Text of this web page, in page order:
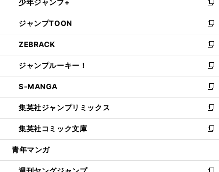
で
開
く
ド
ウ
で
開
く
ィ
ン
ド
ウ
で
開
く
い
ウ
ィ
ン
ド
ウ
で
開
く
少年ジャンプ+
新
し
い
ウ
ィ
ン
ド
ウ
で
開
く
ジャンプTOON
新
し
い
ウ
ィ
ン
ド
ウ
で
開
く
ZEBRACK
新
し
い
ウ
ィ
ン
ド
ウ
で
開
ジャンプルーキー！
新
し
い
ウ
ィ
ン
ド
ウ
開
S-MANGA
新
し
い
ウ
ィ
ン
ウ
集英社ジャンプリミックス
新
し
い
ウ
ン
集英社コミック文庫
新
し
ウ
青年マンガ